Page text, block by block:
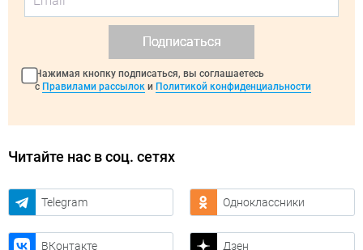
Подписаться
Нажимая кнопку подписаться, вы соглашаетесь
с Правилами рассылок и Политикой конфиденциальности
Читайте нас в соц. сетях
Telegram Одноклассники
ВКонтакте Дзен